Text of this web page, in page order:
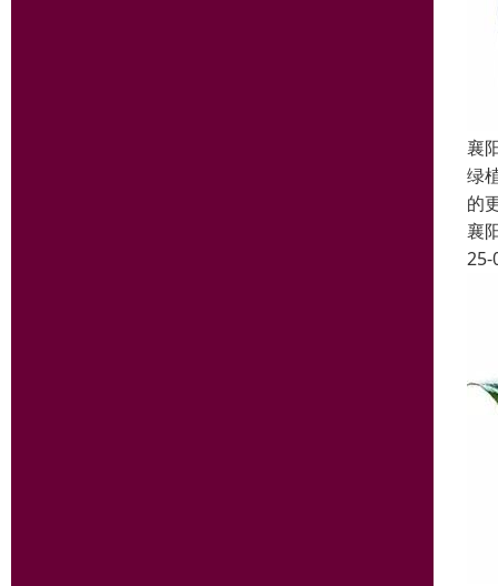
襄
绿
的
襄
25-